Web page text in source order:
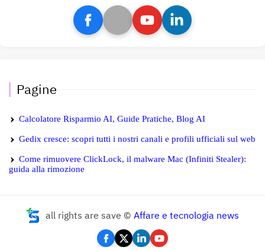
Pagine
Calcolatore Risparmio AI, Guide Pratiche, Blog AI
Gedix cresce: scopri tutti i nostri canali e profili ufficiali sul web
Come rimuovere ClickLock, il malware Mac (Infiniti Stealer):
guida alla rimozione
all rights are save © Affare e tecnologia news